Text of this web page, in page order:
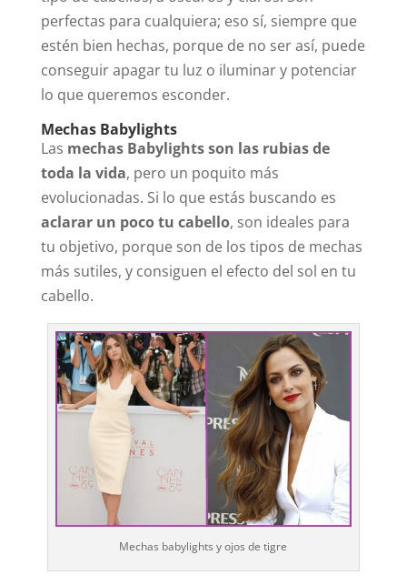
perfectas para cualquiera; eso sí, siempre que
estén bien hechas, porque de no ser así, puede
conseguir apagar tu luz o iluminar y potenciar
lo que queremos esconder.
Mechas Babylights
Las mechas Babylights son las rubias de
toda la vida, pero un poquito más
evolucionadas. Si lo que estás buscando es
aclarar un poco tu cabello, son ideales para
tu objetivo, porque son de los tipos de mechas
más sutiles, y consiguen el efecto del sol en tu
cabello.
Mechas babylights y ojos de tigre